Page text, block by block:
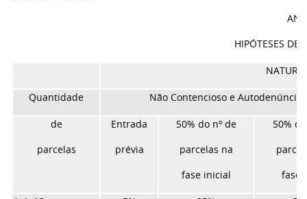
HIPÓTESES DE
Quantidade Não Contencioso e Autodenúncia
de
parcelas
Entrada
prévia
50% do nº de
parcelas na
fase inicial
50%
fase